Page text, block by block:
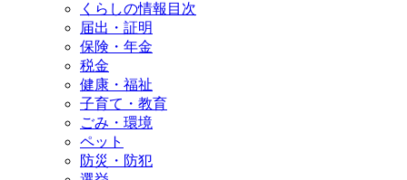
くらしの情報目次
届出・証明
保険・年金
税金
健康・福祉
子育て・教育
ごみ・環境
ペット
防災・防犯